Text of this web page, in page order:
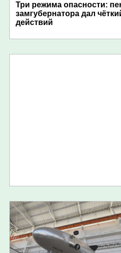
Три режима опасности:
замгубернатора дал
действий